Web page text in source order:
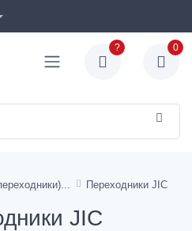
? 0
Переходники JIC
JIC